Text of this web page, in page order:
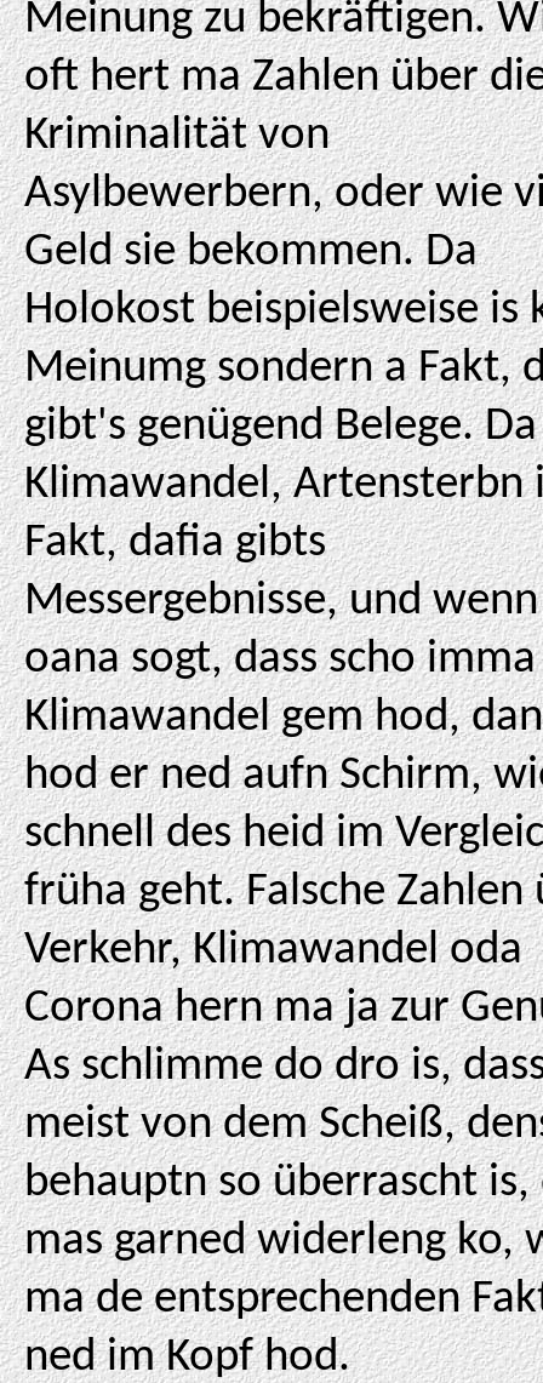
Meinung zu bekräftigen.
oft hert ma Zahlen über
Kriminalität von
Asylbewerbern, oder wie
Geld sie bekommen. Da
Holokost beispielsweise is
Meinumg sondern a Fakt,
gibt's genügend Belege. Da
Klimawandel, Artensterbn
Fakt, dafia gibts
Messergebnisse, und wenn
oana sogt, dass scho imma
Klimawandel gem hod,
hod er ned aufn Schirm,
schnell des heid im
früha geht. Falsche Zahlen
Verkehr, Klimawandel oda
Corona hern ma ja zur
As schlimme do dro is,
meist von dem Scheiß,
behauptn so überrascht is,
mas garned widerleng ko,
ma de entsprechenden
ned im Kopf hod.